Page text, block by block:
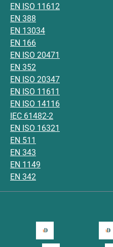
EN ISO 11612
EN 388
EN 13034
EN 166
EN ISO 20471
EN 352
EN ISO 20347
EN ISO 11611
EN ISO 14116
IEC 61482-2
EN ISO 16321
EN 511
EN 343
EN 1149
EN 342